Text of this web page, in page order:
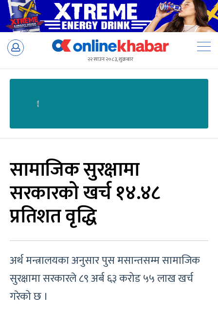
Skip
२२ साउन २०८३, शुक्रबार
सामाजिक सुरक्षामा
सरकारको खर्च १४.४८
प्रतिशत वृद्धि
अर्थ मन्त्रालयका अनुसार पुस मसान्तसम्म सामाजिक
सुरक्षामा सरकारले ८९ अर्ब ६३ करोड ५५ लाख खर्च
गरेको छ ।